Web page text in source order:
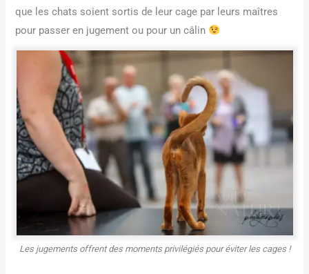
que les chats soient sortis de leur cage par leurs maîtres
pour passer en jugement ou pour un câlin
Les jugements offrent des moments privilégiés pour éviter les cages !